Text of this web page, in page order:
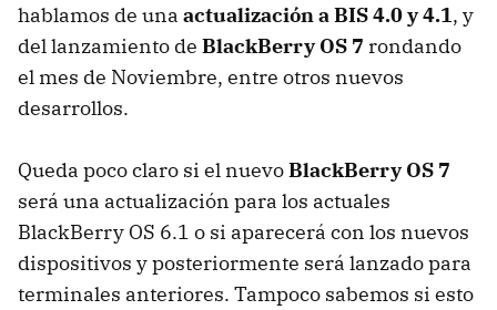
hablamos de una actualización aBIS4.0 y 4.1, y
del lanzamiento de BlackBerry OS 7 rondando
el mes de Noviembre, entre otros nuevos
desarrollos.
Queda poco claro si el nuevoBlackBerry OS 7
será una actualización para los actuales
BlackBerry OS 6.1 o si aparecerá con los nuevos
dispositivos y posteriormente será lanzado para
terminales anteriores. Tampoco sabemos si esto